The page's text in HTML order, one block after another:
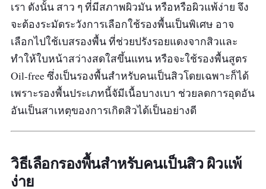
เรา ดังนั้น สาว ๆ ที่มีสภาพผิวมัน หรือหรือผิวแพ้ง่าย จึง
จะต้องระมัดระวังการเลือกใช้รองพื้นเป็นพิเศษ อาจ
เลือกไปใช้เบสรองพื้น ที่ช่วยปรังรอยแดงจากสิวและ
ทำให้ใบหน้าสว่างสดใสขึ้นแทน หรือจะใช้รองพื้นสูตร
Oil-free ซึ่งเป็นรองพื้นสำหรับคนเป็นสิวโดยเฉพาะก็ได้
เพราะรองพื้นประเภทนี้จัมีเนื้อบางเบา ช่วยลดการอุดอัน
อันเป็นสาเหตุของการเกิดสิวได้เป็นอย่างดี
วิธีเลือกรองพื้นสำหรับคนเป็นสิว ผิวแพ้
ง่าย